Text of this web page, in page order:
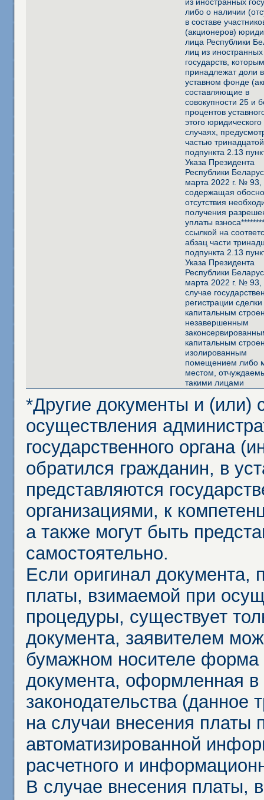
либо о наличии
в составе
(акционеров)
лица Республики
лиц из иностранных
государств,
принадлежат доли в
уставном фонде
составляющие в
совокупности 25 и
процентов
этого
случаях,
частью тринадцатой
подпункта 2.13
Указа Президента
Республики
марта 2022 г. № 93,
содержащая
отсутствия
получения
уплаты
ссылкой на
абзац части
подпункта 2.13
Указа Президента
Республики
марта 2022 г. № 93,
случае
регистрации сделки
капитальным
незавершенным
капитальным
изолированным
помещением либо
местом,
такими лицами
*Другие документы и (или)
осуществления
государственного органа
обратился гражданин, в
представляются
организациями, к
а также могут быть
самостоятельно.
Если оригинал документа,
платы, взимаемой при
процедуры, существует
документа, заявителем
бумажном носителе форма
документа, оформленная в
законодательства (данное
на случаи внесения платы
автоматизированной
расчетного и
В случае внесения платы,